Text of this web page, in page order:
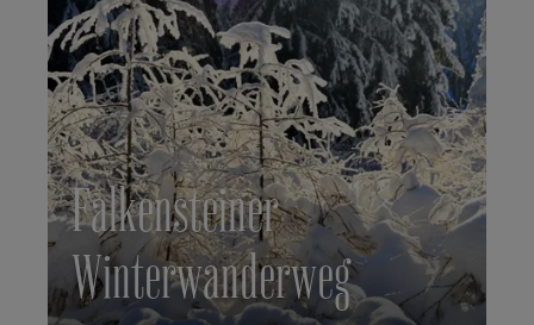
Falkensteiner
Winterwanderweg